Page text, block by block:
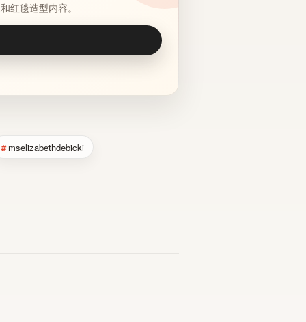
红毯造型内容。
mselizabethdebicki